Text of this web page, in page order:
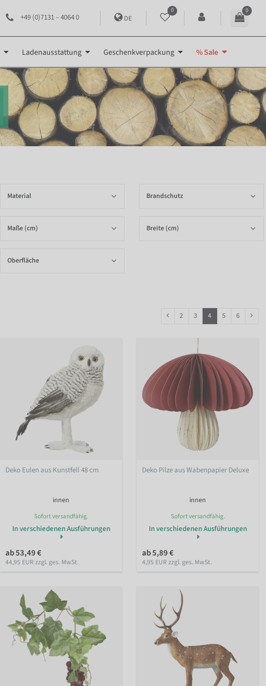
+49 (0)7131 – 4064 0 DE
0 0
Ladenausstattung Geschenkverpackung % Sale
Material Brandschutz
Maße (cm) Breite (cm)
Oberfläche
2 3 4 5 6
Deko Eulen aus Kunstfell 48 cm
innen
Sofort versandfähig.
In verschiedenen Ausführungen
ab 53,49 €
44,95 EUR zzgl. ges. MwSt.
Deko Pilze aus Wabenpapier Deluxe
innen
Sofort versandfähig.
In verschiedenen Ausführungen
ab 5,89 €
4,95 EUR zzgl. ges. MwSt.